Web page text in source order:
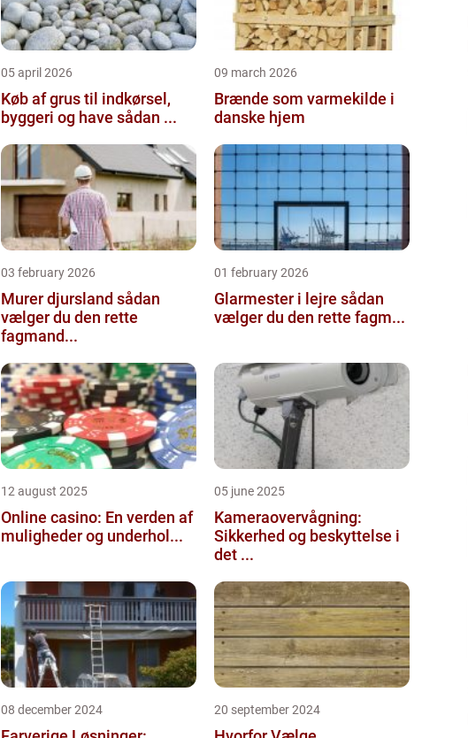
05 april 2026
Køb af grus til indkørsel,
byggeri og have sådan ...
09 march 2026
Brænde som varmekilde i
danske hjem
03 february 2026
Murer djursland sådan
vælger du den rette
fagmand...
01 february 2026
Glarmester i lejre sådan
vælger du den rette fagm...
12 august 2025
Online casino: En verden af
muligheder og underhol...
05 june 2025
Kameraovervågning:
Sikkerhed og beskyttelse i
det ...
08 december 2024 20 september 2024